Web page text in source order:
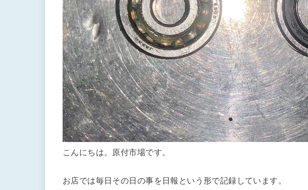
こんにちは。原付市場です。
お店では毎日その日の事を日報という形で記録しています。